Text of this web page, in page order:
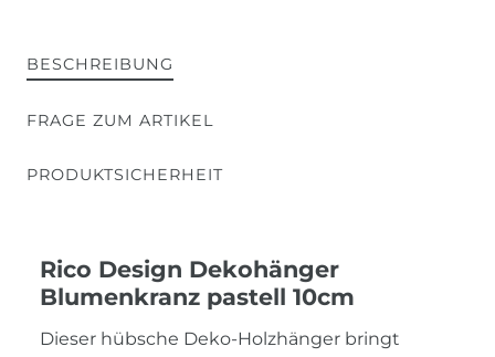
BESCHREIBUNG
FRAGE ZUM ARTIKEL
PRODUKTSICHERHEIT
Rico Design Dekohänger
Blumenkranz pastell 10cm
Dieser hübsche Deko-Holzhänger bringt